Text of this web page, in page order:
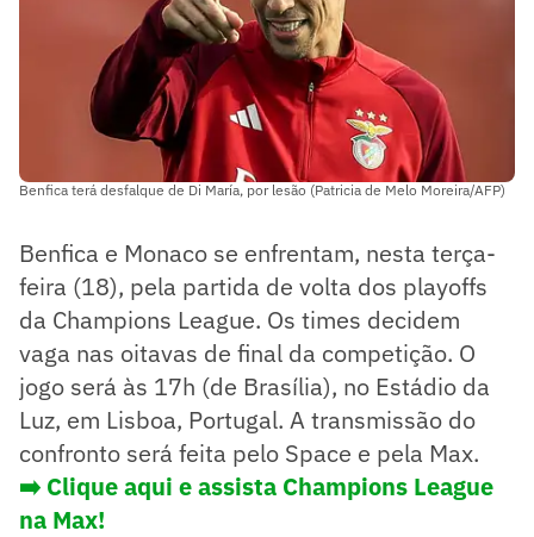
Benfica terá desfalque de Di María, por lesão (Patricia de Melo Moreira/AFP)
Benfica e Monaco se enfrentam, nesta terça-
feira (18), pela partida de volta dos playoffs
da Champions League. Os times decidem
vaga nas oitavas de final da competição. O
jogo será às 17h (de Brasília), no Estádio da
Luz, em Lisboa, Portugal. A transmissão do
confronto será feita pelo Space e pela Max.
➡️ Clique aqui e assista Champions League
na Max!